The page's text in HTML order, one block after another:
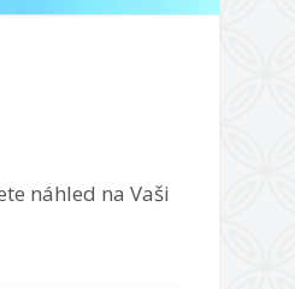
náhled na Vaši